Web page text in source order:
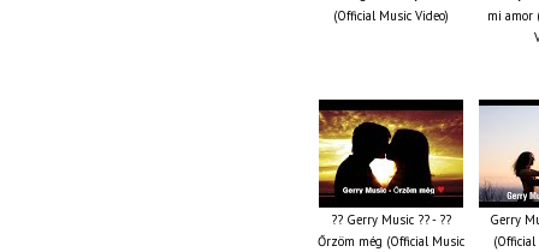
(Official Music Video)
mi amor
?? Gerry Music ?? - ??
Őrzöm még (Official Music
Gerry
(Official